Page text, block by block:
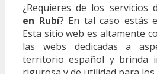
¿Requieres de los servicios
en Rubí? En tal caso estás
Esta sitio web es altamente
las webs dedicadas a
territorio español y brinda